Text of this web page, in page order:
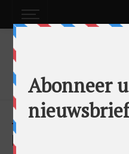
LONGINES LEGEND